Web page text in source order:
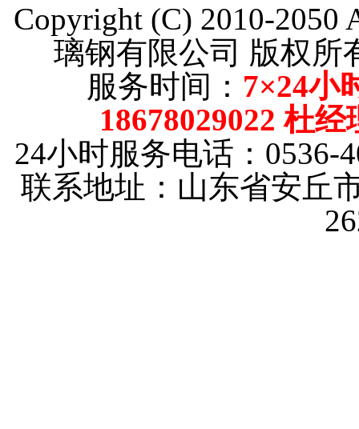
Copyright (C) 2010-2050
璃钢有限公司 版权
服务时间： 7×24小
18678029022 杜
24小时服务电话：
联系地址：山东省安丘